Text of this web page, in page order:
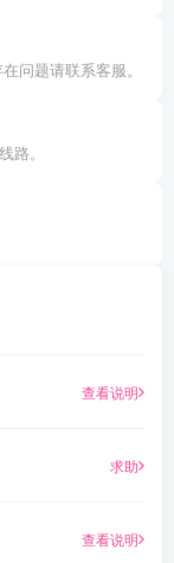
问题请联系客服。
路。
查看说明
求助
查看说明